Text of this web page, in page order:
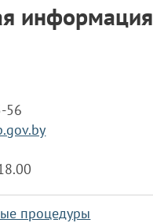
информация
56
процедуры